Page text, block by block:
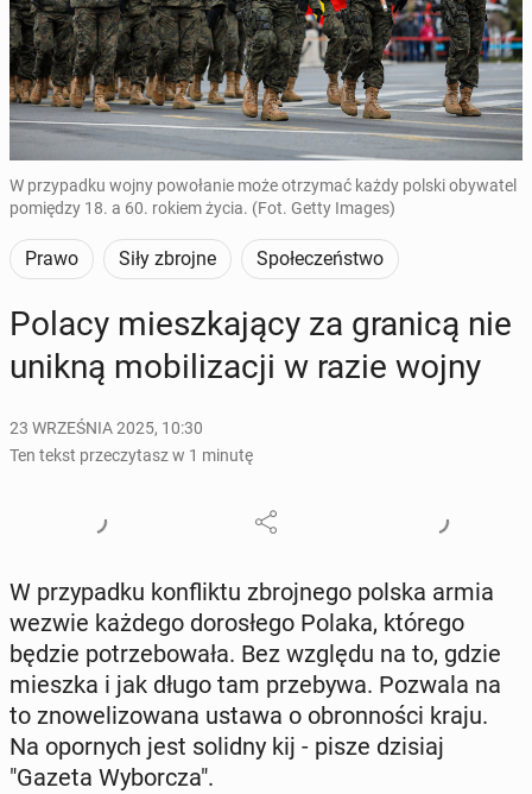
W przypadku wojny powołanie może otrzymać każdy polski obywatel
pomiędzy 18. a 60. rokiem życia. (Fot. Getty Images)
Prawo Siły zbrojne Społeczeństwo
Polacy miesz­ka­ją­cy za granicą nie
unikną mo­bi­li­za­cji w razie wojny
23 WRZEŚNIA 2025, 10:30
Ten tekst przeczytasz w 1 minutę
W przy­pad­ku kon­flik­tu zbroj­ne­go polska armia
wezwie każdego do­ro­słe­go Polaka, którego
będzie po­trze­bo­wa­ła. Bez względu na to, gdzie
mieszka i jak długo tam prze­by­wa. Pozwala na
to zno­we­li­zo­wa­na ustawa o obron­no­ści kraju.
Na opor­nych jest solidny kij - pisze dzisiaj
"Gazeta Wy­bor­cza".